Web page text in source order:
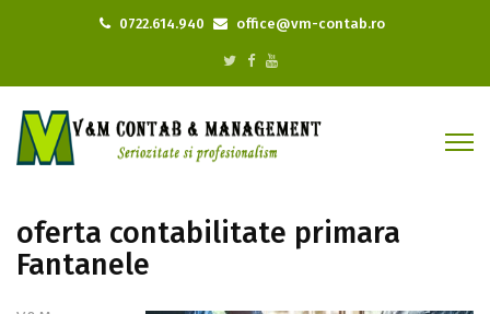
0722.614.940 office@vm-contab.ro
oferta contabilitate primara
Fantanele